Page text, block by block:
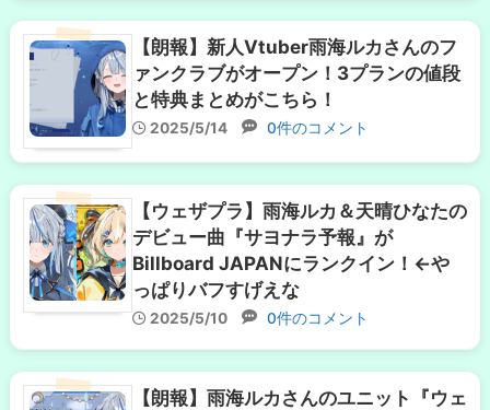
【朗報】新人Vtuber雨海ルカさんのフ
ァンクラブがオープン！3プランの値段
と特典まとめがこちら！
2025/5/14 0件のコメント
【ウェザプラ】雨海ルカ＆天晴ひなたの
デビュー曲『サヨナラ予報』が
Billboard JAPANにランクイン！←や
っぱりバフすげえな
2025/5/10 0件のコメント
【朗報】雨海ルカさんのユニット『ウェ